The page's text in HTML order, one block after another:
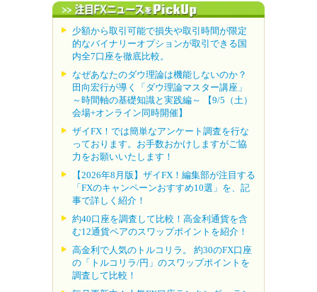
少額から取引可能で損失や取引時間が限定
的なバイナリーオプションが取引できる国
内全7口座を徹底比較。
なぜあなたのダウ理論は機能しないのか？
田向宏行が導く「ダウ理論マスター講座」
～時間軸の基礎知識と実践編～ 【9/5（土）
会場+オンライン同時開催】
ザイFX！では簡単なアンケート調査を行な
っております。お手数おかけしますがご協
力をお願いいたします！
【2026年8月版】ザイFX！編集部が注目する
「FXのキャンペーンおすすめ10選」を、記
事で詳しく紹介！
約40口座を調査して比較！高金利通貨を含
む12通貨ペアのスワップポイントを紹介！
高金利で人気のトルコリラ。 約30のFX口座
の「トルコリラ/円」のスワップポイントを
調査して比較！